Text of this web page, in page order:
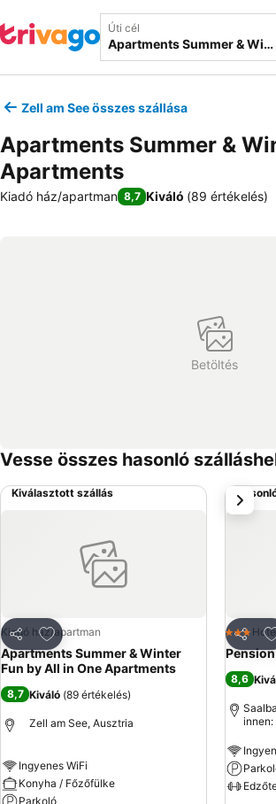
Úti cél
Zell am See összes szállása
Apartments Summer &
Apartments
Kiadó ház/apartman 8,7 Kiváló (89 értékelés)
Betöltés
Vesse összes hasonló
Kiválasztott szállás
Megosztás
Hozzáadás a kedvencekhez
Kiadó ház/apartman
Apartments Summer & Winter
Fun by All in One Apartments
8,7 Kiváló (89 értékelés)
Zell am See, Ausztria
Ingyenes WiFi
Konyha / Főzőfülke
Parkoló
3
8,6
innen: